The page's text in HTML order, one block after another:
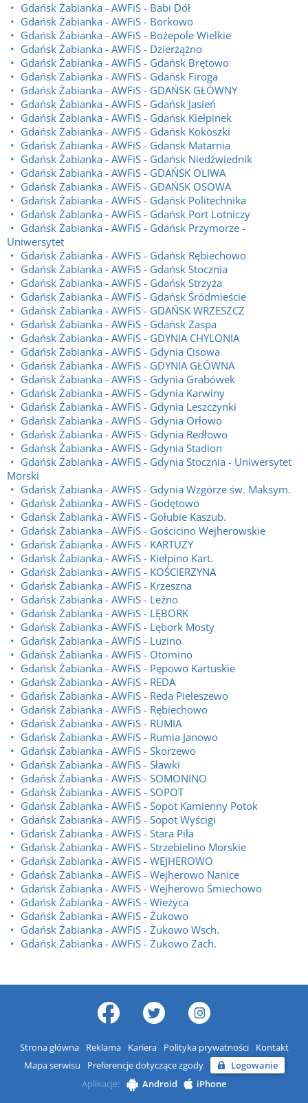
Gdańsk Żabianka - AWFiS - Babi Dół
Gdańsk Żabianka - AWFiS - Borkowo
Gdańsk Żabianka - AWFiS - Bożepole Wielkie
Gdańsk Żabianka - AWFiS - Dzierżążno
Gdańsk Żabianka - AWFiS - Gdańsk Brętowo
Gdańsk Żabianka - AWFiS - Gdańsk Firoga
Gdańsk Żabianka - AWFiS - GDAŃSK GŁÓWNY
Gdańsk Żabianka - AWFiS - Gdańsk Jasień
Gdańsk Żabianka - AWFiS - Gdańsk Kiełpinek
Gdańsk Żabianka - AWFiS - Gdańsk Kokoszki
Gdańsk Żabianka - AWFiS - Gdańsk Matarnia
Gdańsk Żabianka - AWFiS - Gdańsk Niedźwiednik
Gdańsk Żabianka - AWFiS - GDAŃSK OLIWA
Gdańsk Żabianka - AWFiS - GDAŃSK OSOWA
Gdańsk Żabianka - AWFiS - Gdańsk Politechnika
Gdańsk Żabianka - AWFiS - Gdańsk Port Lotniczy
Gdańsk Żabianka - AWFiS - Gdańsk Przymorze -
Uniwersytet
Gdańsk Żabianka - AWFiS - Gdańsk Rębiechowo
Gdańsk Żabianka - AWFiS - Gdańsk Stocznia
Gdańsk Żabianka - AWFiS - Gdańsk Strzyża
Gdańsk Żabianka - AWFiS - Gdańsk Śródmieście
Gdańsk Żabianka - AWFiS - GDAŃSK WRZESZCZ
Gdańsk Żabianka - AWFiS - Gdańsk Zaspa
Gdańsk Żabianka - AWFiS - GDYNIA CHYLONIA
Gdańsk Żabianka - AWFiS - Gdynia Cisowa
Gdańsk Żabianka - AWFiS - GDYNIA GŁÓWNA
Gdańsk Żabianka - AWFiS - Gdynia Grabówek
Gdańsk Żabianka - AWFiS - Gdynia Karwiny
Gdańsk Żabianka - AWFiS - Gdynia Leszczynki
Gdańsk Żabianka - AWFiS - Gdynia Orłowo
Gdańsk Żabianka - AWFiS - Gdynia Redłowo
Gdańsk Żabianka - AWFiS - Gdynia Stadion
Gdańsk Żabianka - AWFiS - Gdynia Stocznia - Uniwersytet
Morski
Gdańsk Żabianka - AWFiS - Gdynia Wzgórze św. Maksym.
Gdańsk Żabianka - AWFiS - Godętowo
Gdańsk Żabianka - AWFiS - Gołubie Kaszub.
Gdańsk Żabianka - AWFiS - Gościcino Wejherowskie
Gdańsk Żabianka - AWFiS - KARTUZY
Gdańsk Żabianka - AWFiS - Kiełpino Kart.
Gdańsk Żabianka - AWFiS - KOŚCIERZYNA
Gdańsk Żabianka - AWFiS - Krzeszna
Gdańsk Żabianka - AWFiS - Leźno
Gdańsk Żabianka - AWFiS - LĘBORK
Gdańsk Żabianka - AWFiS - Lębork Mosty
Gdańsk Żabianka - AWFiS - Luzino
Gdańsk Żabianka - AWFiS - Otomino
Gdańsk Żabianka - AWFiS - Pępowo Kartuskie
Gdańsk Żabianka - AWFiS - REDA
Gdańsk Żabianka - AWFiS - Reda Pieleszewo
Gdańsk Żabianka - AWFiS - Rębiechowo
Gdańsk Żabianka - AWFiS - RUMIA
Gdańsk Żabianka - AWFiS - Rumia Janowo
Gdańsk Żabianka - AWFiS - Skorzewo
Gdańsk Żabianka - AWFiS - Sławki
Gdańsk Żabianka - AWFiS - SOMONINO
Gdańsk Żabianka - AWFiS - SOPOT
Gdańsk Żabianka - AWFiS - Sopot Kamienny Potok
Gdańsk Żabianka - AWFiS - Sopot Wyścigi
Gdańsk Żabianka - AWFiS - Stara Piła
Gdańsk Żabianka - AWFiS - Strzebielino Morskie
Gdańsk Żabianka - AWFiS - WEJHEROWO
Gdańsk Żabianka - AWFiS - Wejherowo Nanice
Gdańsk Żabianka - AWFiS - Wejherowo Śmiechowo
Gdańsk Żabianka - AWFiS - Wieżyca
Gdańsk Żabianka - AWFiS - Żukowo
Gdańsk Żabianka - AWFiS - Żukowo Wsch.
Gdańsk Żabianka - AWFiS - Żukowo Zach.
Strona główna Reklama Kariera Polityka prywatności
Kontakt
Mapa serwisu
Preferencje dotyczące zgody
Logowanie
Aplikacje:
Android
iPhone